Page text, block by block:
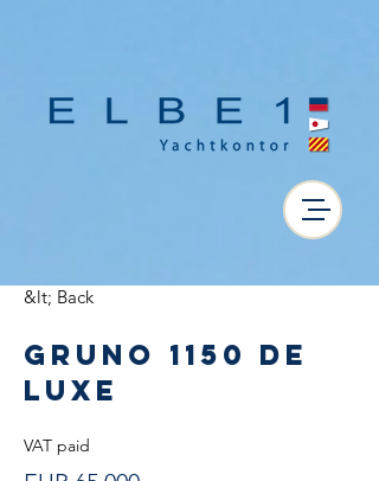
&lt; Back
GRUNO 1150 DE
LUXE
VAT paid